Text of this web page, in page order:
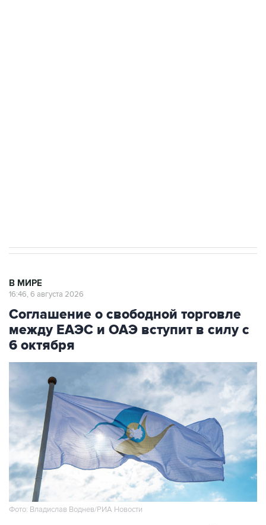
В МИРЕ
16:46, 6 августа 2026
Соглашение о свободной торговле
между ЕАЭС и ОАЭ вступит в силу с
6 октября
Фото: Владислав Воднев/РИА Новости